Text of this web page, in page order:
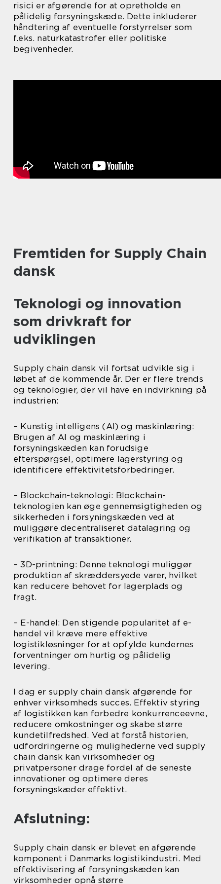
risici er afgørende for at opretholde en
pålidelig forsyningskæde. Dette inkluderer
håndtering af eventuelle forstyrrelser som
f.eks. naturkatastrofer eller politiske
begivenheder.
Fremtiden for Supply Chain
dansk
Teknologi og innovation
som drivkraft for
udviklingen
Supply chain dansk vil fortsat udvikle sig i
løbet af de kommende år. Der er flere trends
og teknologier, der vil have en indvirkning på
industrien:
– Kunstig intelligens (AI) og maskinlæring:
Brugen af AI og maskinlæring i
forsyningskæden kan forudsige
efterspørgsel, optimere lagerstyring og
identificere effektivitetsforbedringer.
– Blockchain-teknologi: Blockchain-
teknologien kan øge gennemsigtigheden og
sikkerheden i forsyningskæden ved at
muliggøre decentraliseret datalagring og
verifikation af transaktioner.
– 3D-printning: Denne teknologi muliggør
produktion af skræddersyede varer, hvilket
kan reducere behovet for lagerplads og
fragt.
– E-handel: Den stigende popularitet af e-
handel vil kræve mere effektive
logistikløsninger for at opfylde kundernes
forventninger om hurtig og pålidelig
levering.
I dag er supply chain dansk afgørende for
enhver virksomheds succes. Effektiv styring
af logistikken kan forbedre konkurrenceevne,
reducere omkostninger og skabe større
kundetilfredshed. Ved at forstå historien,
udfordringerne og mulighederne ved supply
chain dansk kan virksomheder og
privatpersoner drage fordel af de seneste
innovationer og optimere deres
forsyningskæder effektivt.
Afslutning:
Supply chain dansk er blevet en afgørende
komponent i Danmarks logistikindustri. Med
effektivisering af forsyningskæden kan
virksomheder opnå større